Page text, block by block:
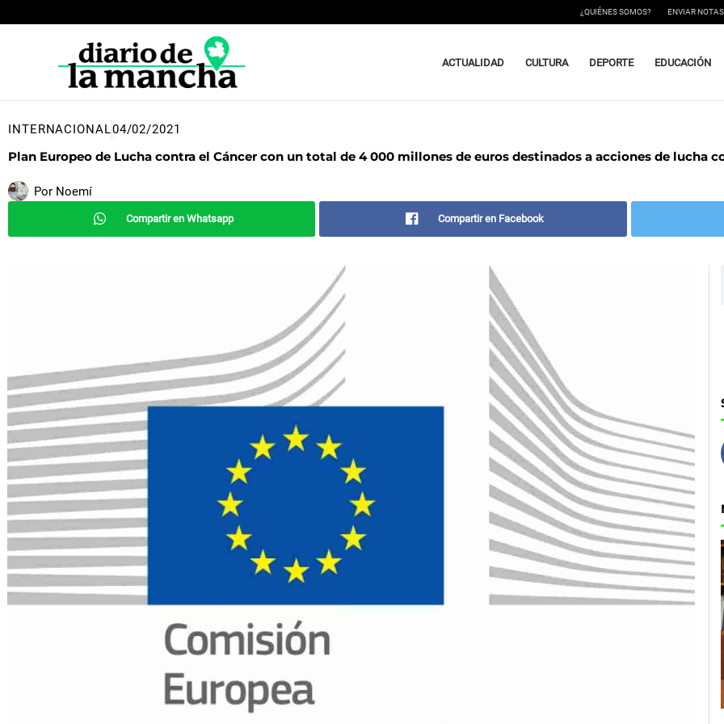
al
¿QUIÉNES SOMOS? ENVIAR
ACTUALIDAD CULTURA DEPORTE EDUCACIÓN
INTERNACIONAL04/02/2021
Plan Europeo de Lucha contra el Cáncer con un total de 4 000 millones de euros destinados a acciones de lucha
Por Noemí
Compartir en Whatsapp Compartir en Facebook